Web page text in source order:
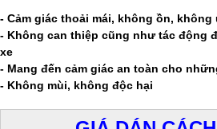
- Cảm giác thoải mái, không ồn, không
- Không can thiệp cũng như tác động
xe
- Mang đến cảm giác an toàn cho
- Không mùi, không độc hại